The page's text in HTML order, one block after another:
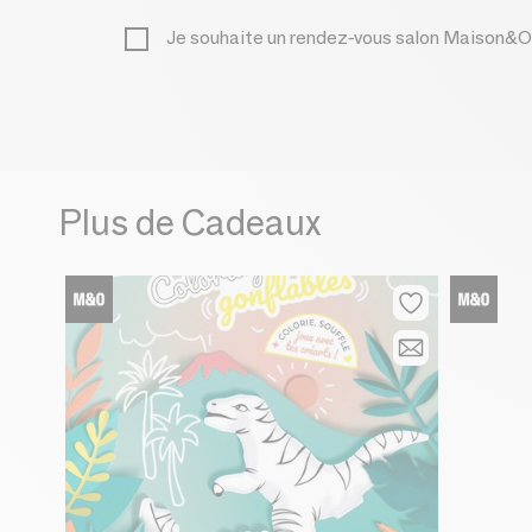
Je souhaite un rendez-vous salon
Plus de Cadeaux